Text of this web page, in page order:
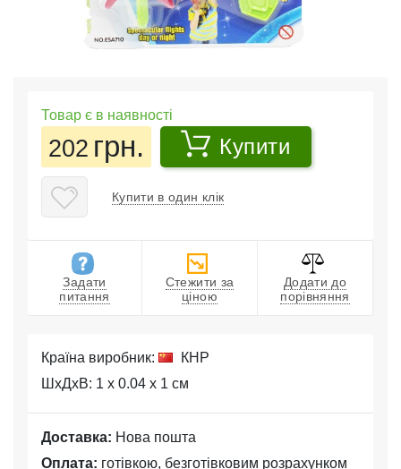
Товар є в наявності
202 грн. Купити
Купити в один клік
Задати
питання
Стежити за
ціною
Додати до
порівняння
Країна виробник:
КНР
ШхДхВ: 1 x 0.04 x 1 см
Доставка: Нова пошта
Оплата: готівкою, безготівковим розрахунком